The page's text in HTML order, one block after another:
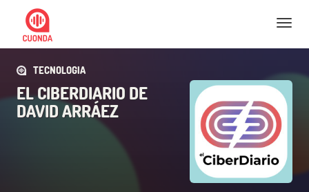
Nav
TECNOLOGIA
EL CIBERDIARIO DE
DAVID ARRÁEZ